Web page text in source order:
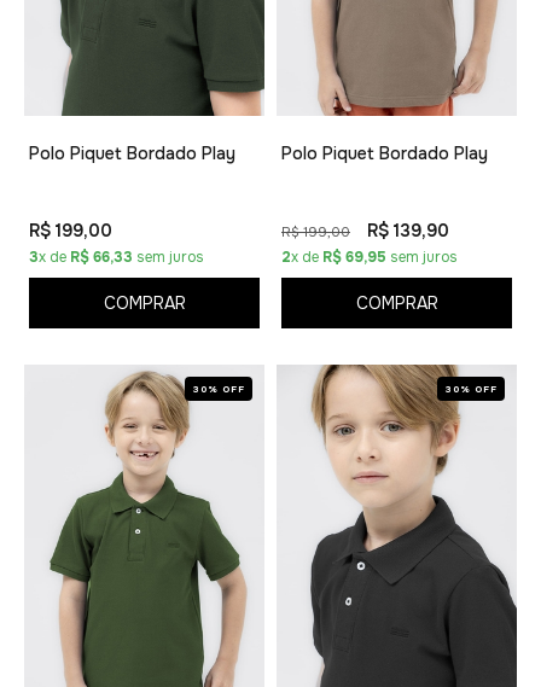
Polo Piquet Bordado Play
R$ 199,00
3x de R$ 66,33 sem juros
COMPRAR
Polo Piquet Bordado Play
R$ 199,00 R$ 139,90
2x de R$ 69,95 sem juros
COMPRAR
30% OFF 30% OFF